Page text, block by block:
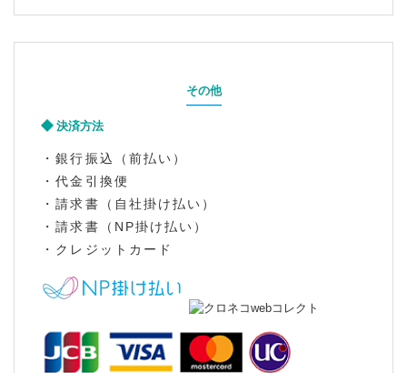
その他
決済方法
・銀行振込（前払い）
・代金引換便
・請求書（自社掛け払い）
・請求書（NP掛け払い）
・クレジットカード